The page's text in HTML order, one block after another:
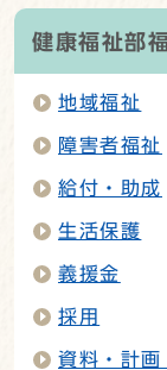
健康福祉部
地域福祉
障害者福祉
給付・助成
生活保護
義援金
採用
資料・計画